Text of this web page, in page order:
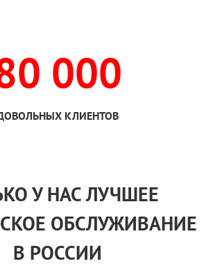
000
КЛИЕНТОВ
У НАСЛУЧШЕЕ
ОБСЛУЖИВАНИЕ
В РОССИИ